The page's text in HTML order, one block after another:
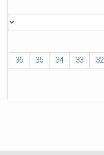
32
33
34
35
36